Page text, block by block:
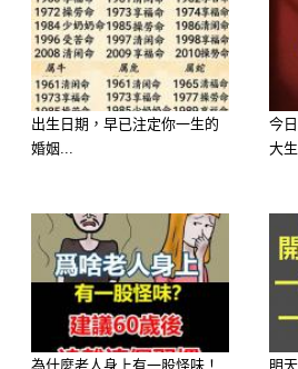
此劉大爺也表示同意，
紀了，不想給孩子們增
有自己的生活。
出生日期，早已注定你一生的
婚姻...
今
大
為什麼老人身上有一股怪味！ 明